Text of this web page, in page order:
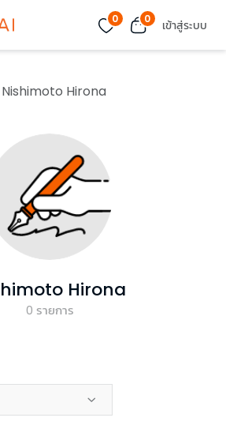
0 0 เข้าสู่ระบบ
Nishimoto Hirona
Hirona
0 รายการ